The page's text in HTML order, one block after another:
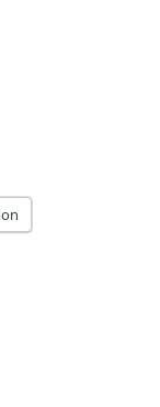
無効化された